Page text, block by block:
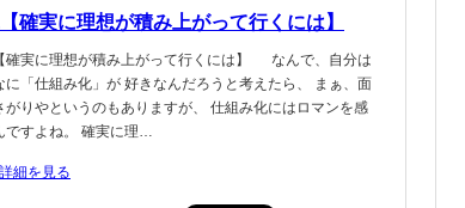
確実に理想が積み上がって行くには】
確実に理想が積み上がって行くには】 なんで、自分は
に「仕組み化」が 好きなんだろうと考えたら、 まぁ、面
がりやというのもありますが、 仕組み化にはロマンを感
ですよね。 確実に理…
詳細を見る